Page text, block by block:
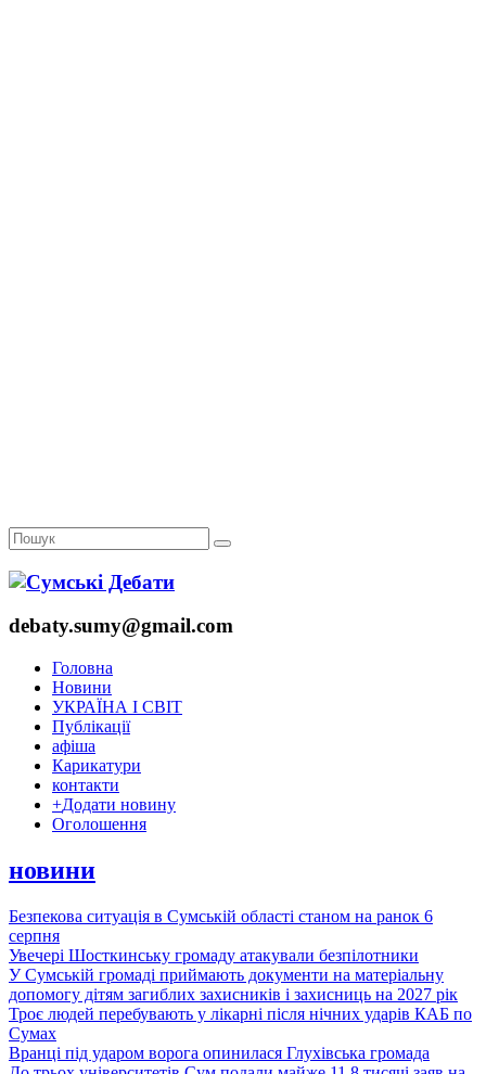
debaty.sumy@gmail.com
Головна
Новини
УКРАЇНА І СВІТ
Публікації
афіша
Карикатури
контакти
+Додати новину
Оголошення
новини
Безпекова ситуація в Сумській області станом на ранок 6
серпня
Увечері Шосткинську громаду атакували безпілотники
У Сумській громаді приймають документи на матеріальну
допомогу дітям загиблих захисників і захисниць на 2027 рік
Троє людей перебувають у лікарні після нічних ударів КАБ по
Сумах
Вранці під ударом ворога опинилася Глухівська громада